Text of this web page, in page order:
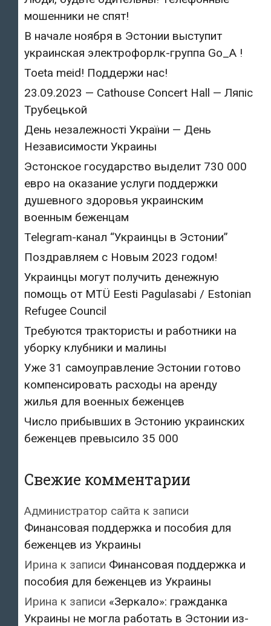
мошенники не спят!
В начале ноября в Эстонии выступит
украинская электрофорлк-группа Go_A !
Toeta meid! Поддержи нас!
23.09.2023 — Cathouse Concert Hall — Ляпіс
Трубецькой
День незалежності України — День
Независимости Украины
Эстонское государство выделит 730 000
евро на оказание услуги поддержки
душевного здоровья украинским
военным беженцам
Telegram-канал “Украинцы в Эстонии”
Поздравляем с Новым 2023 годом!
Украинцы могут получить денежную
помощь от MTÜ Eesti Pagulasabi / Estonian
Refugee Council
Требуются трактористы и работники на
уборку клубники и малины
Уже 31 самоуправление Эстонии готово
компенсировать расходы на аренду
жилья для военных беженцев
Число прибывших в Эстонию украинских
беженцев превысило 35 000
Свежие комментарии
Администратор сайта к записи
Финансовая поддержка и пособия для
беженцев из Украины
Ирина к записи Финансовая поддержка и
пособия для беженцев из Украины
Ирина к записи «Зеркало»: гражданка
Украины не могла работать в Эстонии из-